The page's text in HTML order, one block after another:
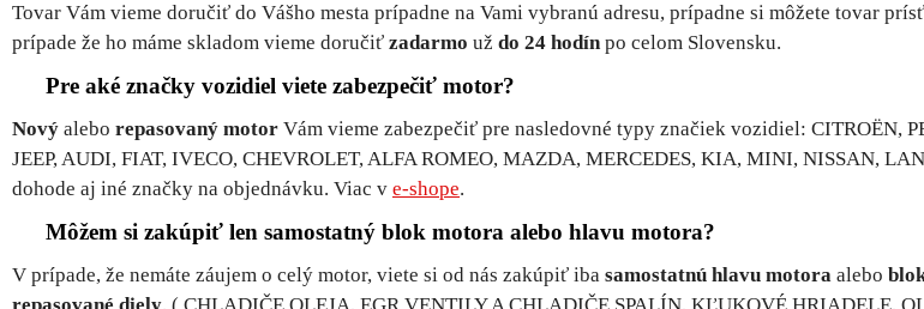
Tovar Vám vieme doručiť do Vášho mesta prípadne na Vami vybranú adresu, prípadne si môžete tovar
prípade že ho máme skladom vieme doručiť zadarmo už do 24 hodínpo celom Slovensku.
Pre aké značky vozidiel viete zabezpečiť motor?
Nový alebo repasovaný motor Vám vieme zabezpečiť pre nasledovné typy značiek vozidiel: CITROËN,
JEEP, AUDI, FIAT, IVECO, CHEVROLET, ALFA ROMEO, MAZDA, MERCEDES, KIA, MINI, NISSAN,
dohode aj iné značky na objednávku. Viac v e-shope.
Môžem si zakúpiť len samostatný blok motora alebo hlavu motora?
V prípade, že nemáte záujem o celý motor, viete si od nás zakúpiť iba samostatnú hlavu motora alebo